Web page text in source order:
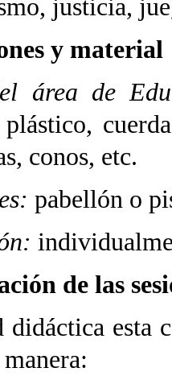
justicia,
y material
área de
plástico,
conos, etc.
pabellón o
de las
esta